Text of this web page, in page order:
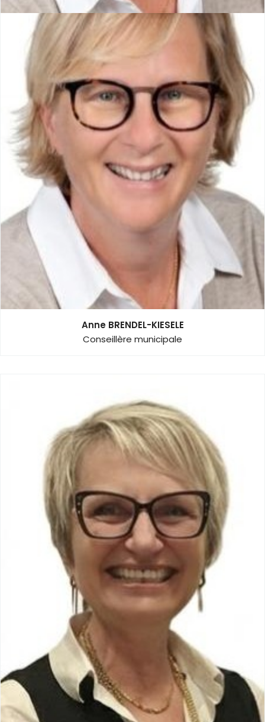
Anne BRENDEL-KIESELE
Conseillère municipale
Membre de la commission Environnement Agriculture Fêtes
et Relation Publiques.
Membre de la commission Voirie, Sécurité, Finances et
Ressources Humaines.
Membre de la commission Sport, Culture, Vies Associative
et Scolaire.
Membre de la Commission Communale des Impôts Directs.
Anne BRENDEL-KIESELE
Conseillère municipale